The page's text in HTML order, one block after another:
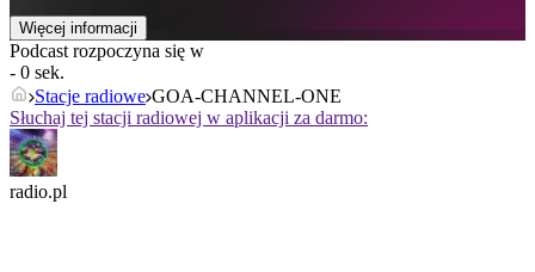
Więcej informacji
Podcast rozpoczyna się w
- 0 sek.
Stacje radiowe GOA-CHANNEL-ONE
Słuchaj tej stacji radiowej w aplikacji za darmo:
radio.pl